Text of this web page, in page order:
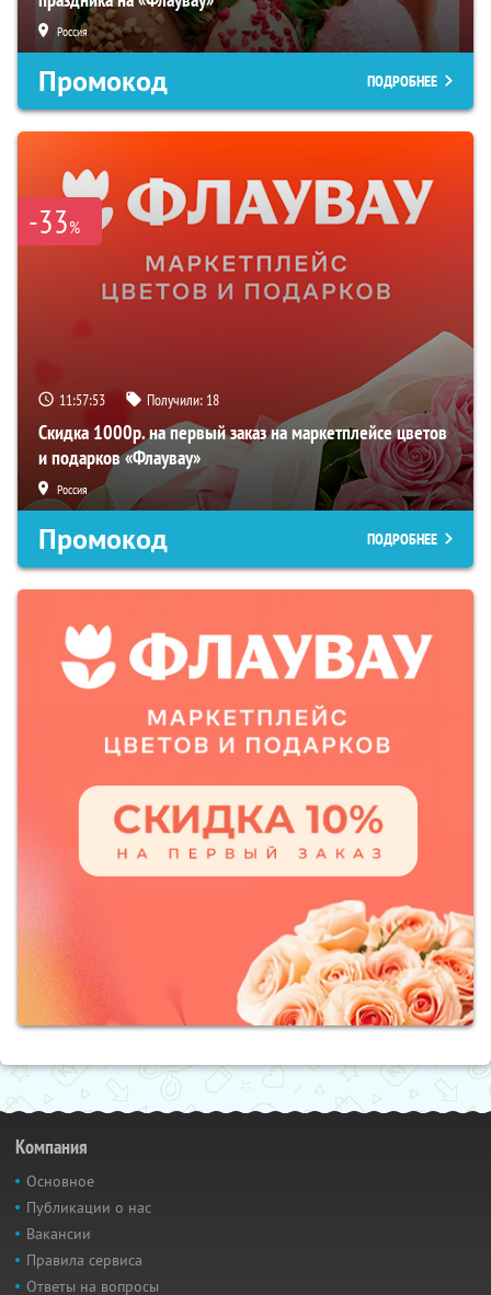
Россия
Промокод ПОДРОБНЕЕ
-33%
11:57:52 Получили: 18
Скидка 1000р. на первый заказ на маркетплейсе цветов
и подарков «Флаувау»
Россия
Промокод ПОДРОБНЕЕ
Компания
Основное
Публикации о нас
Вакансии
Правила сервиса
Ответы на вопросы